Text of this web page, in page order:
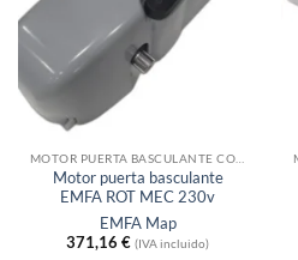
Sin existencias
Motor puerta basculante
EMFA ROT MEC 230v
EMFA Map
371,16 € (IVA incluido)